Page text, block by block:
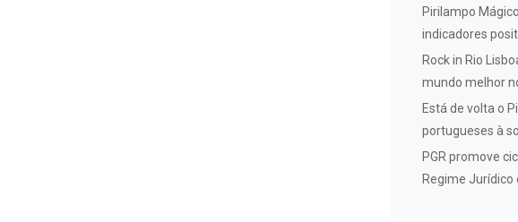
Pirilampo
indicadores
Rock in Rio
mundo melhor
Está de volta o
portugueses à
PGR promove
Regime